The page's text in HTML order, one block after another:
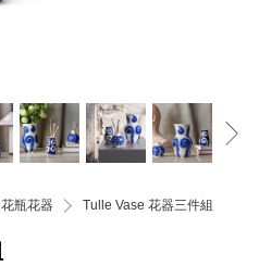
花瓶花器 Tulle Vase 花器三件組